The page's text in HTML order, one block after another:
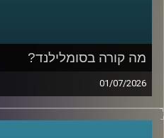
בפרק הזה נדבר על הדרך שבה
יכול ללמוד מהייטק, על ההבדל
מבוססת, ועל השאלה האם
שמובילה לפריצות דרך
קרדיט תמונות:AudioVersity
מה קורה בסומלילנד?
01/07/2026
יש בעולם
דרכונים ובחירות דמוקרטיות.